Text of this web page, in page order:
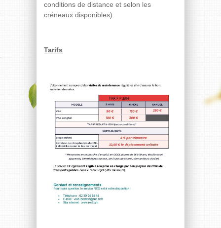
conditions de distance et selon les
créneaux disponibles).
Tarifs